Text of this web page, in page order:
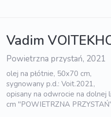
Vadim
Powietrzna przystań, 2021
olej na płótnie, 50x70 cm,
sygnowany p.d.: Voit.2021,
opisany na odwrocie na
cm "POWIETRZNA